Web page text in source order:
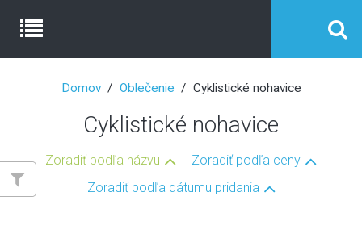
Domov Oblečenie Cyklistické nohavice
Cyklistické nohavice
Zoradiť podľa názvu
Zoradiť podľa ceny
Zoradiť podľa dátumu pridania